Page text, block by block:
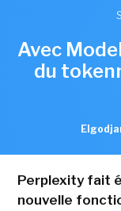
Avec
du
Perplexity fait
nouvelle